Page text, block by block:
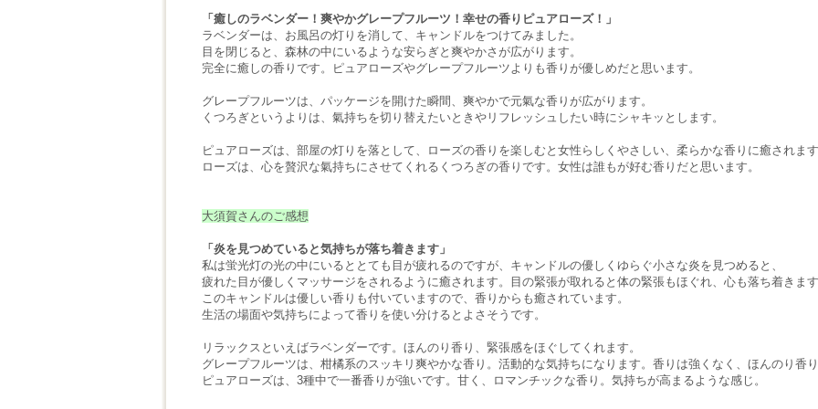
「癒しのラベンダー！爽やかグレープフルーツ！幸せの香りピュアローズ！」
ラベンダーは、お風呂の灯りを消して、キャンドルをつけてみました。
目を閉じると、森林の中にいるような安らぎと爽やかさが広がります。
完全に癒しの香りです。ピュアローズやグレープフルーツよりも香りが優しめだと思います。
グレープフルーツは、パッケージを開けた瞬間、爽やかで元氣な香りが広がります。
くつろぎというよりは、氣持ちを切り替えたいときやリフレッシュしたい時にシャキッとします。
ピュアローズは、部屋の灯りを落として、ローズの香りを楽しむと女性らしくやさしい、柔らかな香りに癒されます
ローズは、心を贅沢な氣持ちにさせてくれるくつろぎの香りです。女性は誰もが好む香りだと思います。
大須賀さんのご感想
「炎を見つめていると気持ちが落ち着きます」
私は蛍光灯の光の中にいるととても目が疲れるのですが、キャンドルの優しくゆらぐ小さな炎を見つめると、
疲れた目が優しくマッサージをされるように癒されます。目の緊張が取れると体の緊張もほぐれ、心も落ち着きます
このキャンドルは優しい香りも付いていますので、香りからも癒されています。
生活の場面や気持ちによって香りを使い分けるとよさそうです。
リラックスといえばラベンダーです。ほんのり香り、緊張感をほぐしてくれます。
グレープフルーツは、柑橘系のスッキリ爽やかな香り。活動的な気持ちになります。香りは強くなく、ほんのり香り
ピュアローズは、3種中で一番香りが強いです。甘く、ロマンチックな香り。気持ちが高まるような感じ。